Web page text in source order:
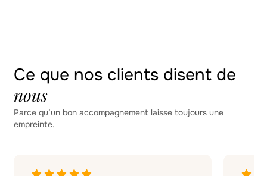
Ce que nos clients disent de
nous
Parce qu’un bon accompagnement laisse toujours une
empreinte.